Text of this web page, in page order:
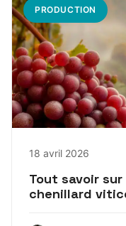
PRODUCTION
18 avril 2026
Tout savoir
chenillard